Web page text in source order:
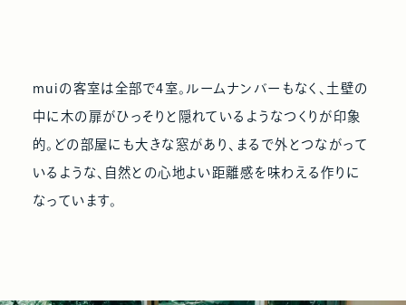
muiの客室は全部で4室。ルームナンバーもなく、土壁の
中に木の扉がひっそりと隠れているようなつくりが印象
的。どの部屋にも大きな窓があり、まるで外とつながって
いるような、自然との心地よい距離感を味わえる作りに
なっています。